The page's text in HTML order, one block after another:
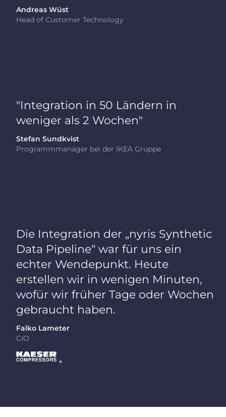
Andreas Wüst
Head of Customer Technology
"Integration in 50 Ländern in
weniger als 2 Wochen"
Stefan Sundkvist
Programmmanager bei der IKEA Gruppe
Die Integration der „nyris Synthetic
Data Pipeline“ war für uns ein
echter Wendepunkt. Heute
erstellen wir in wenigen Minuten,
wofür wir früher Tage oder Wochen
gebraucht haben.
Falko Lameter
CIO